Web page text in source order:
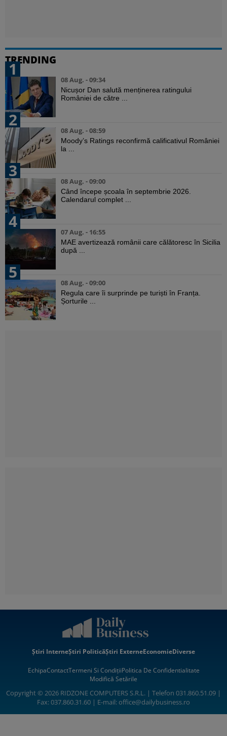
TRENDING
1
08 Aug. - 09:34
Nicușor Dan salută menținerea ratingului
României de către ...
2
08 Aug. - 08:59
Moody’s Ratings reconfirmă calificativul României
la ...
3
08 Aug. - 09:00
Când începe școala în septembrie 2026.
Calendarul complet ...
4
07 Aug. - 16:55
MAE avertizează românii care călătoresc în Sicilia
după ...
5
08 Aug. - 09:00
Regula care îi surprinde pe turiști în Franța.
Șorturile ...
Știri InterneȘtiri PoliticăȘtiri ExterneEconomieDiverse
EchipaContactTermeni Si CondițiiPolitica De Confidentialitate
Modifică Setările
Copyright © 2026 RIDZONE COMPUTERS S.R.L. | Telefon 031.860.51.09 |
Fax: 037.860.31.60 | E-mail:office@dailybusiness.ro